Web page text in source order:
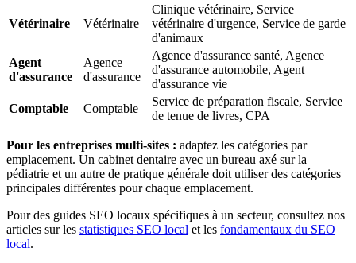
Vétérinaire Vétérinaire
Clinique vétérinaire, Service
vétérinaire d'urgence, Service de garde
d'animaux
Agent
d'assurance
Agence
d'assurance
Agence d'assurance santé, Agence
d'assurance automobile, Agent
d'assurance vie
Comptable
Comptable
Service de préparation fiscale, Service
de tenue de livres, CPA
Pour les entreprises multi-sites : adaptez les catégories par
emplacement. Un cabinet dentaire avec un bureau axé sur la
pédiatrie et un autre de pratique générale doit utiliser des catégories
principales différentes pour chaque emplacement.
Pour des guides SEO locaux spécifiques à un secteur, consultez nos
articles sur les statistiques SEO local et les fondamentaux du SEO
local.